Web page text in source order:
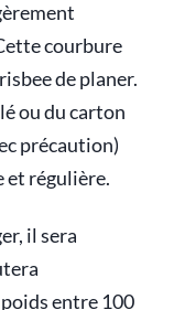
courbure
de planer.
ou du carton
précaution)
et régulière.
il sera
entre 100